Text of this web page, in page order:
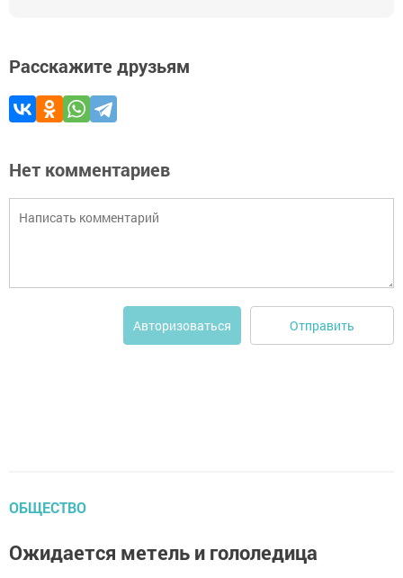
Расскажите друзьям
Нет комментариев
Авторизоваться Отправить
ОБЩЕСТВО
Ожидается метель и гололедица